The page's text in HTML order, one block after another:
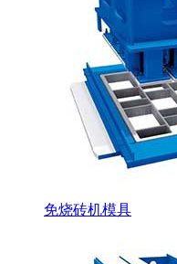
免烧砖机模具